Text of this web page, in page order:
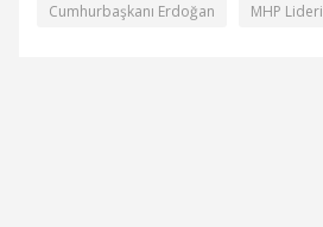
Cumhurbaşkanı Erdoğan MHP Lideri